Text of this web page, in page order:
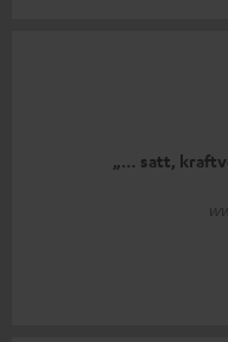
„… satt,